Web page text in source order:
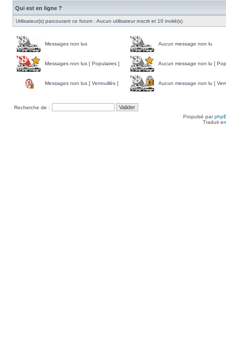
Qui est en ligne ?
Utilisateur(s) parcourant ce forum : Aucun utilisateur inscrit et 10 invité(s)
Messages non lus Aucun message non lu
Messages non lus [ Populaires ] Aucun message non lu [
Messages non lus [ Verrouillés ] Aucun message non lu [
Recherche de :
Propulsé par
Traduit